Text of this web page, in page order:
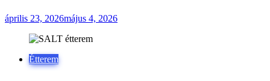
április 23, 2026május 4, 2026
Étterem